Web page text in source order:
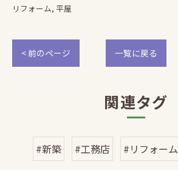
リフォーム 平屋
< 前のページ 一覧に戻る
関連タグ
#新築 #工務店 #リフォーム